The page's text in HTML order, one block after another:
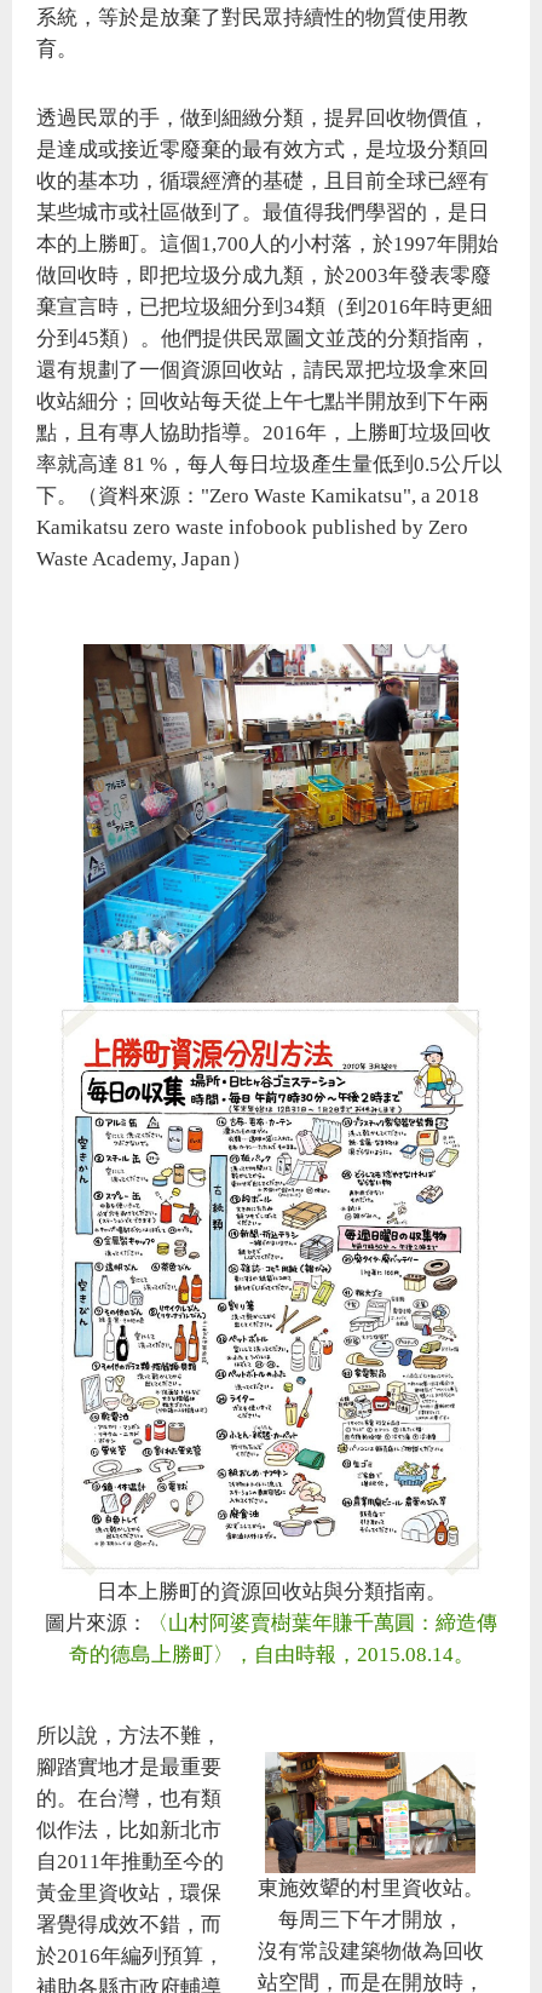
系統，等於是放棄了對民眾持續性的物質使用教
育。
透過民眾的手，做到細緻分類，提昇回收物價值，
是達成或接近零廢棄的最有效方式，是垃圾分類回
收的基本功，循環經濟的基礎，且目前全球已經有
某些城市或社區做到了。最值得我們學習的，是日
本的上勝町。這個1,700人的小村落，於1997年開始
做回收時，即把垃圾分成九類，於2003年發表零廢
棄宣言時，已把垃圾細分到34類（到2016年時更細
分到45類）。他們提供民眾圖文並茂的分類指南，
還有規劃了一個資源回收站，請民眾把垃圾拿來回
收站細分；回收站每天從上午七點半開放到下午兩
點，且有專人協助指導。2016年，上勝町垃圾回收
率就高達 81 %，每人每日垃圾產生量低到0.5公斤以
下。（資料來源："Zero Waste Kamikatsu", a 2018
Kamikatsu zero waste infobook published by Zero
Waste Academy, Japan）
日本上勝町的資源回收站與分類指南。
圖片來源：
〈山村阿婆賣樹葉年賺千萬圓：締造傳
奇的德島上勝町〉，自由時報，2015.08.14。
東施效顰的村里資收站。
每周三下午才開放，
沒有常設建築物做為回收
站空間，而是在開放時，
所以說，方法不難，
腳踏實地才是最重要
的。在台灣，也有類
似作法，比如新北市
自2011年推動至今的
黃金里資收站，環保
署覺得成效不錯，而
於2016年編列預算，
補助各縣市政府輔導